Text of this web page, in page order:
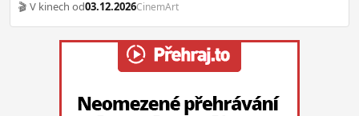
🎬 V kinech od03.12.2026CinemArt